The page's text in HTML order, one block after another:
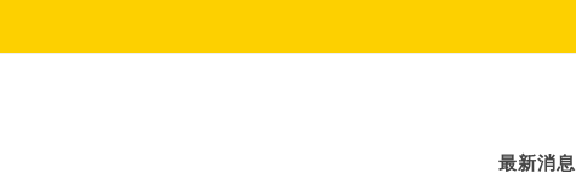
最新消息